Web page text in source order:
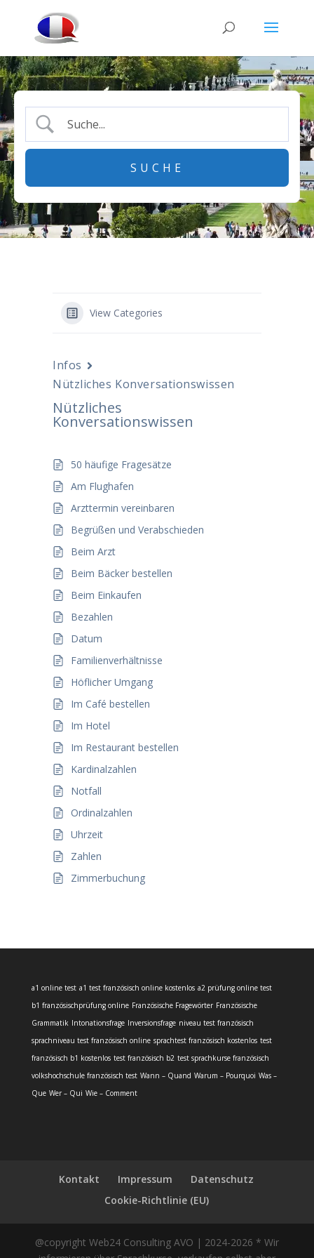
View Categories
Infos
Nützliches Konversationswissen
Nützliches
Konversationswissen
50 häufige Fragesätze
Am Flughafen
Arzttermin vereinbaren
Begrüßen und Verabschieden
Beim Arzt
Beim Bäcker bestellen
Beim Einkaufen
Bezahlen
Datum
Familienverhältnisse
Höflicher Umgang
Im Café bestellen
Im Hotel
Im Restaurant bestellen
Kardinalzahlen
Notfall
Ordinalzahlen
Uhrzeit
Zahlen
Zimmerbuchung
a1 online test a1 test französisch online kostenlos a2 prüfung online test
b1 französischprüfung online Französische Fragewörter Französische
Grammatik Intonationsfrage Inversionsfrage niveau test französisch
sprachniveau test französisch online sprachtest französisch kostenlos test
französisch b1 kostenlos test französisch b2 test sprachkurse französisch
volkshochschule französisch test Wann – Quand Warum – Pourquoi Was –
Que Wer – Qui Wie – Comment
Kontakt Impressum
Datenschutz
Cookie-Richtlinie (EU)
@copyright Web24 Consulting AVO | 2024-2026 * Wir